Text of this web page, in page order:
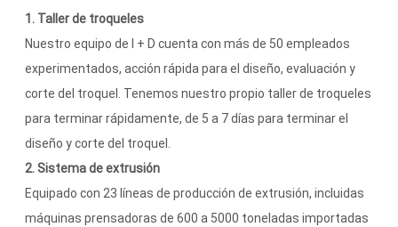
1. Taller de troqueles
Nuestro equipo de I + D cuenta con más de 50 empleados
experimentados, acción rápida para el diseño, evaluación y
corte del troquel. Tenemos nuestro propio taller de troqueles
para terminar rápidamente, de 5 a 7 días para terminar el
diseño y corte del troquel.
2. Sistema de extrusión
Equipado con 23 líneas de producción de extrusión, incluidas
máquinas prensadoras de 600 a 5000 toneladas importadas